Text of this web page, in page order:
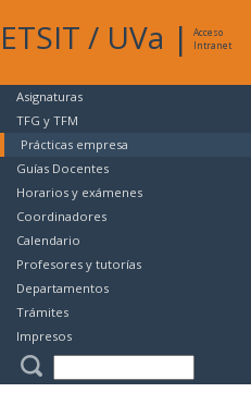
ETSIT / UVa |
Acceso
Intranet
Asignaturas
TFG y TFM
Prácticas empresa
Guías Docentes
Horarios y exámenes
Coordinadores
Calendario
Profesores y tutorías
Departamentos
Trámites
Impresos